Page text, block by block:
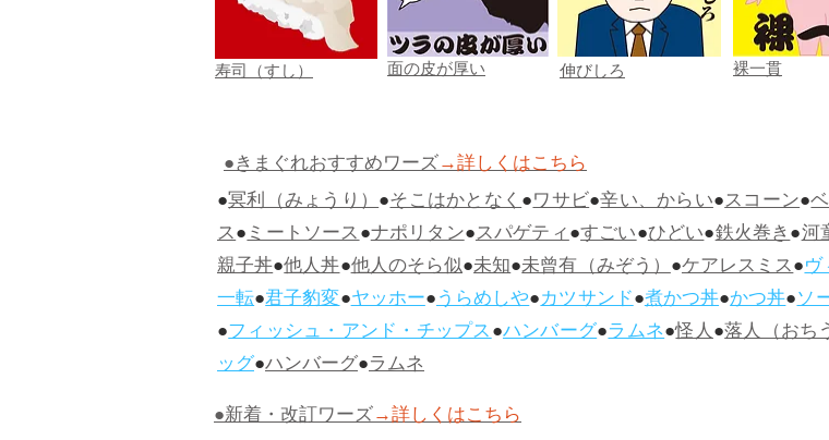
寿司（すし） 面の皮が厚い 伸びしろ 裸一貫
●きまぐれおすすめワーズ→詳しくはこちら
●冥利（みょうり）●そこはかとなく●ワサビ●辛い、からい●スコーン●
ス●ミートソース●ナポリタン●スパゲティ●すごい●ひどい●鉄火巻き●河
親子丼●他人丼●他人のそら似●未知●未曾有（みぞう）●ケアレスミス●ヴ
一転●君子豹変●ヤッホー●うらめしや●カツサンド●煮かつ丼●かつ丼●ソ
●フィッシュ・アンド・チップス●ハンバーグ●ラムネ●怪人●落人（おち
ッグ●ハンバーグ●ラムネ
●新着・改訂ワーズ→詳しくはこちら